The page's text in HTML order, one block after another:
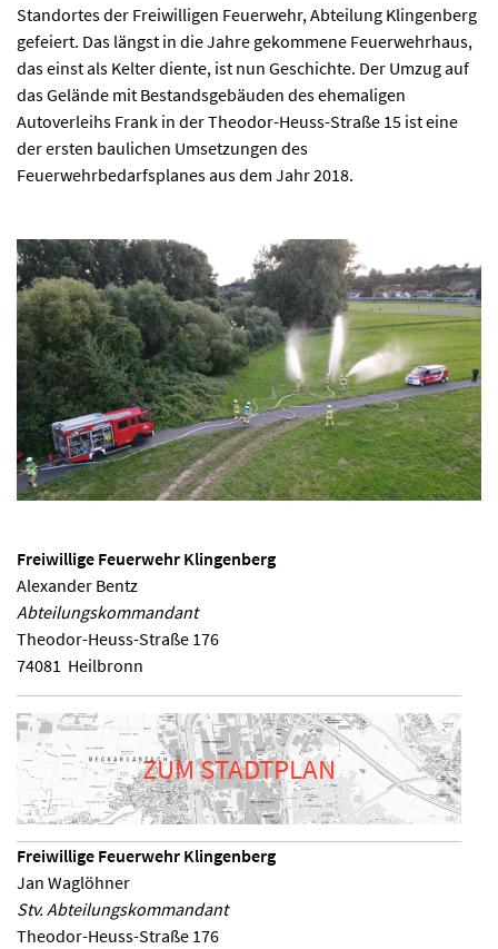
Standortes der Freiwilligen Feuerwehr, Abteilung Klingenberg
gefeiert. Das längst in die Jahre gekommene Feuerwehrhaus,
das einst als Kelter diente, ist nun Geschichte. Der Umzug auf
das Gelände mit Bestandsgebäuden des ehemaligen
Autoverleihs Frank in der Theodor-Heuss-Straße 15 ist eine
der ersten baulichen Umsetzungen des
Feuerwehrbedarfsplanes aus dem Jahr 2018.
Freiwillige Feuerwehr Klingenberg
Alexander Bentz
Abteilungskommandant
Theodor-Heuss-Straße 176
74081 Heilbronn
ZUM STADTPLAN
Freiwillige Feuerwehr Klingenberg
Jan Waglöhner
Stv. Abteilungskommandant
Theodor-Heuss-Straße 176